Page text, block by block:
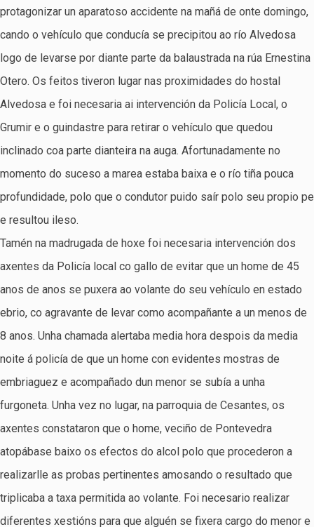
protagonizar un aparatoso accidente na mañá de onte domingo,
cando o vehículo que conducía se precipitou ao río Alvedosa
logo de levarse por diante parte da balaustrada na rúa Ernestina
Otero. Os feitos tiveron lugar nas proximidades do hostal
Alvedosa e foi necesaria ai intervención da Policía Local, o
Grumir e o guindastre para retirar o vehículo que quedou
inclinado coa parte dianteira na auga. Afortunadamente no
momento do suceso a marea estaba baixa e o río tiña pouca
profundidade, polo que o condutor puido saír polo seu propio pe
e resultou ileso.
Tamén na madrugada de hoxe foi necesaria intervención dos
axentes da Policía local co gallo de evitar que un home de 45
anos de anos se puxera ao volante do seu vehículo en estado
ebrio, co agravante de levar como acompañante a un menos de
8 anos. Unha chamada alertaba media hora despois da media
noite á policía de que un home con evidentes mostras de
embriaguez e acompañado dun menor se subía a unha
furgoneta. Unha vez no lugar, na parroquia de Cesantes, os
axentes constataron que o home, veciño de Pontevedra
atopábase baixo os efectos do alcol polo que procederon a
realizarlle as probas pertinentes amosando o resultado que
triplicaba a taxa permitida ao volante. Foi necesario realizar
diferentes xestións para que alguén se fixera cargo do menor e